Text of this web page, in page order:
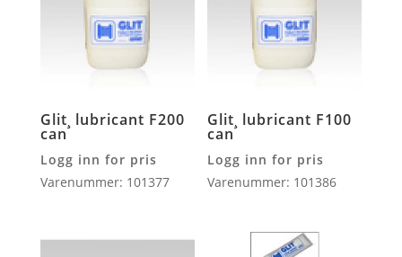
Glit¸ lubricant F200
can
Logg inn for pris
Varenummer: 101377
Glit¸ lubricant F100
can
Logg inn for pris
Varenummer: 101386